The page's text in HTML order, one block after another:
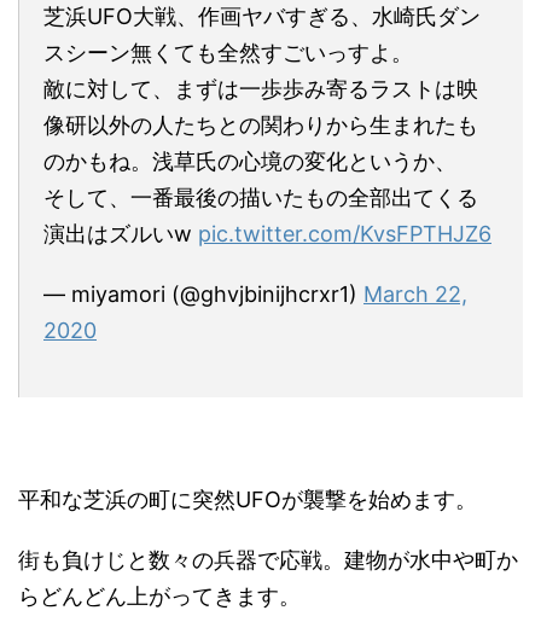
芝浜UFO大戦、作画ヤバすぎる、水崎氏ダン
スシーン無くても全然すごいっすよ。
敵に対して、まずは一歩歩み寄るラストは映
像研以外の人たちとの関わりから生まれたも
のかもね。浅草氏の心境の変化というか、
そして、一番最後の描いたもの全部出てくる
演出はズルいw pic.twitter.com/KvsFPTHJZ6
— miyamori (@ghvjbinijhcrxr1) March 22,
2020
平和な芝浜の町に突然UFOが襲撃を始めます。
街も負けじと数々の兵器で応戦。建物が水中や町か
らどんどん上がってきます。